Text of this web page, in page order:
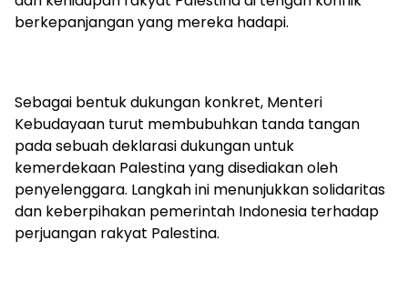
berkepanjangan yang mereka hadapi.
Sebagai bentuk dukungan konkret, Menteri
Kebudayaan turut membubuhkan tanda tangan
pada sebuah deklarasi dukungan untuk
kemerdekaan Palestina yang disediakan oleh
penyelenggara. Langkah ini menunjukkan solidaritas
dan keberpihakan pemerintah Indonesia terhadap
perjuangan rakyat Palestina.